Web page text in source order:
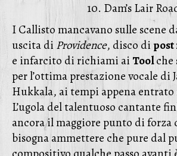
10. Dam’s Lair
I Callisto mancavano sulle scene
uscita di Providence, disco di
e infarcito di richiami ai Toolche
per l’ottima prestazione vocale di
Hukkala, ai tempi appena entrato
L’ugola del talentuoso cantante
ancora il maggiore punto di forza
bisogna ammettere che pure dal